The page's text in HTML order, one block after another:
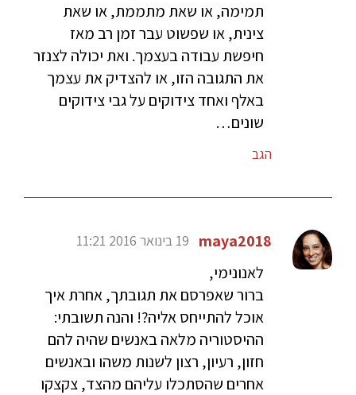
תמימה, או שאת מתממת, או שאת
צינית, או שפשוט עבר זמן רב מאז
חיפשת עבודה בעצמך. ואת יכולה לצנזר
את התגובה הזו, או להצדיק את עצמך
באלף ואחד צידוקים על גבי צידוקים
שונים…
הגב
maya2018 19 בינואר 2016 11:21
לאנונימי,
ברור שאפרסם את תגובתך, אחרת איך
אוכל להתייחס אליה?! והנה תשובתי:
ההיסטוריה מלאה באנשים שהיה להם
חזון, רעיון, רצון לשנות משהו ובאנשים
אחרים שהסתכלו עליהם מהצד, צקצקו